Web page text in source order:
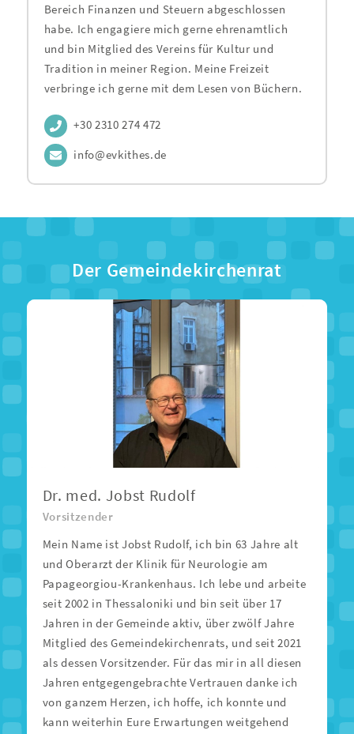
Bereich Finanzen und Steuern abgeschlossen
habe. Ich engagiere mich gerne ehrenamtlich
und bin Mitglied des Vereins für Kultur und
Tradition in meiner Region. Meine Freizeit
verbringe ich gerne mit dem Lesen von Büchern.
+30 2310 274 472
info@evkithes.de
Der Gemeindekirchenrat
Dr. med. Jobst Rudolf
Vorsitzender
Mein Name ist Jobst Rudolf, ich bin 63 Jahre alt
und Oberarzt der Klinik für Neurologie am
Papageorgiou-Krankenhaus. Ich lebe und arbeite
seit 2002 in Thessaloniki und bin seit über 17
Jahren in der Gemeinde aktiv, über zwölf Jahre
Mitglied des Gemeindekirchenrats, und seit 2021
als dessen Vorsitzender. Für das mir in all diesen
Jahren entgegengebrachte Vertrauen danke ich
von ganzem Herzen, ich hoffe, ich konnte und
kann weiterhin Eure Erwartungen weitgehend